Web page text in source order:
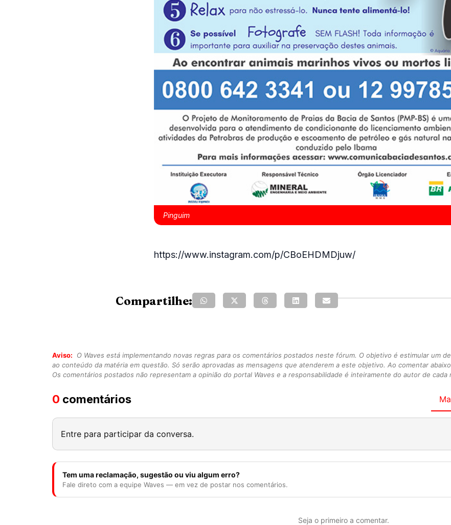
Pinguim
https://www.instagram.com/p/CBoEHDMDjuw/
Compartilhe:
Aviso:
O Waves está implementando novas regras para os comentários postados neste fórum. O objetivo é estimular um
ao conteúdo da matéria em questão. Só serão aprovadas as mensagens que atenderem a este objetivo. Ao comentar
Os comentários postados não representam a opinião do portal Waves e a responsabilidade é inteiramente do autor de cada
0 comentários
Entre para participar da conversa.
Tem uma reclamação, sugestão ou viu algum erro?
Fale direto com a equipe Waves — em vez de postar nos comentários.
Seja o primeiro a comentar.